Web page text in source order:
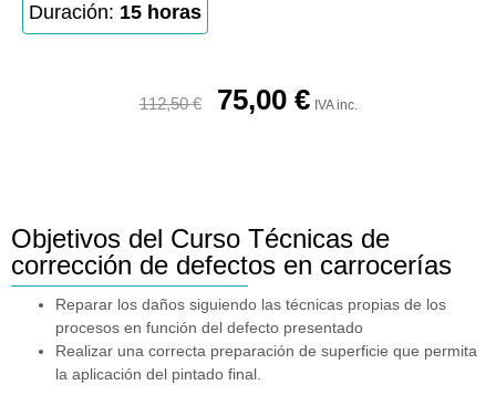
Duración: 15 horas
112,50€ 75,00 € IVA inc.
Objetivos del Curso Técnicas de
corrección de defectos en carrocerías
Reparar los daños siguiendo las técnicas propias de los
procesos en función del defecto presentado
Realizar una correcta preparación de superficie que permita
la aplicación del pintado final.